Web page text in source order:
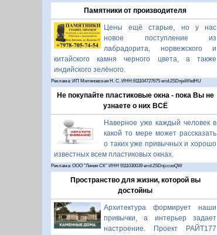
Памятники от производителя
Цены ещё старые, но у нас
новое поступление из
лабрадорита, норвежского и
китайского камня черного цвета, а также
индийского зелёного.
Реклама: ИП Миляновская Н. С. ИНН:911104727675 erid:2SDnjeWbdHU
Не покупайте пластиковые окна - пока Вы не
узнаете о них ВСЁ
Наверное уже каждый человек в
какой то мере может рассказать
о таких уже привычных и хорошо
известных всем пластиковых окнах.
Реклама: ООО "Линия СК" ИНН 9111030039 erid:2SDnjccooQW
Пространство для жизни, которой вы
достойны
Архитектура формирует наши
привычки, а интерьер задает
настроение. Проект РАЙТ177